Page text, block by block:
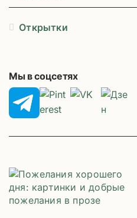
Открытки
Мы в соцсетях